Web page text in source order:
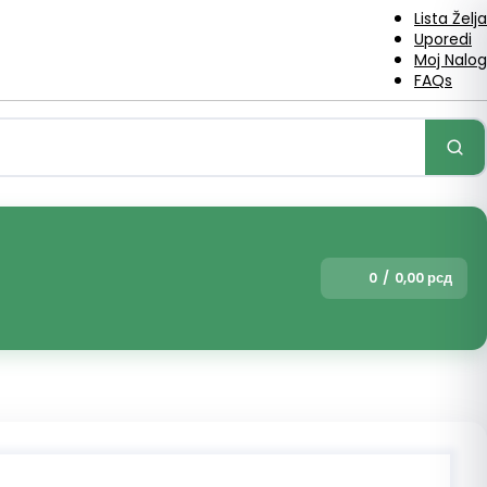
Lista Želja
Uporedi
Moj Nalog
FAQs
0 / 0,00 рсд